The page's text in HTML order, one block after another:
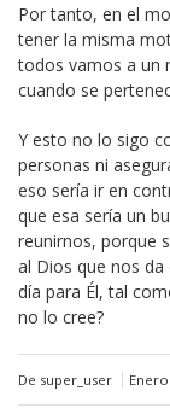
Por tanto, en el
tener la misma
todos vamos a un
cuando se
Y esto no lo sigo
personas ni
eso sería ir en
que esa sería un
reunirnos, porque
al Dios que nos
día para Él, tal
no lo cree?
De super_user Enero